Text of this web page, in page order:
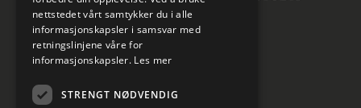
nettstedet vårt samtykker du i alle
informasjonskapsler i samsvar med
retningslinjene våre for
informasjonskapsler. Les mer
STRENGT NØDVENDIG